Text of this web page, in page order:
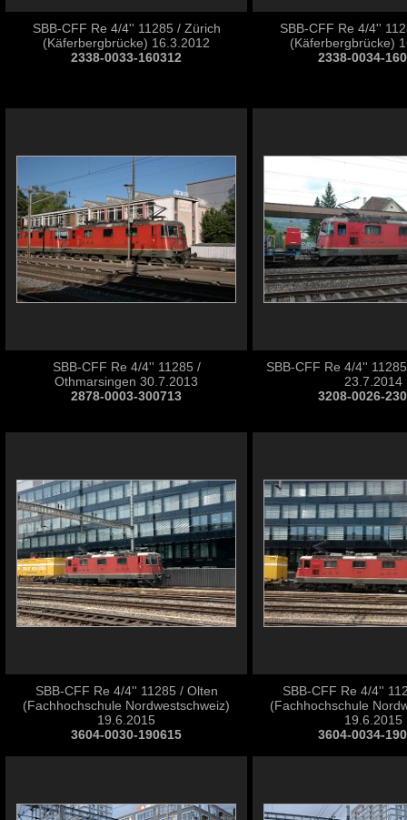
SBB-CFF Re 4/4'' 11285 / Zürich
(Käferbergbrücke) 16.3.2012
2338-0033-160312
SBB-CFF Re 4/4''
(Käferbergbrücke)
2338-0034-
SBB-CFF Re 4/4'' 11285 /
Othmarsingen 30.7.2013
2878-0003-300713
SBB-CFF Re 4/4''
23.7.2014
3208-0026-
SBB-CFF Re 4/4'' 11285 / Olten
(Fachhochschule Nordwestschweiz)
19.6.2015
3604-0030-190615
SBB-CFF Re 4/4''
(Fachhochschule
19.6.2015
3604-0034-